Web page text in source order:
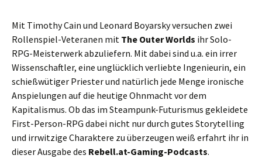
Mit Timothy Cain und Leonard Boyarsky versuchen zwei
Rollenspiel-Veteranen mit The Outer Worlds ihr Solo-
RPG-Meisterwerk abzuliefern. Mit dabei sind u.a. ein irrer
Wissenschaftler, eine unglücklich verliebte Ingenieurin, ein
schießwütiger Priester und natürlich jede Menge ironische
Anspielungen auf die heutige Ohnmacht vor dem
Kapitalismus. Ob das im Steampunk-Futurismus gekleidete
First-Person-RPG dabei nicht nur durch gutes Storytelling
und irrwitzige Charaktere zu überzeugen weiß erfahrt ihr in
dieser Ausgabe des Rebell.at-Gaming-Podcasts.